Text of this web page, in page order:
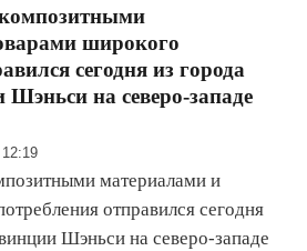
композитными
широкого
сегодня из города
на северо-западе
материалами и
отправился сегодня
Шэньси на северо-западе